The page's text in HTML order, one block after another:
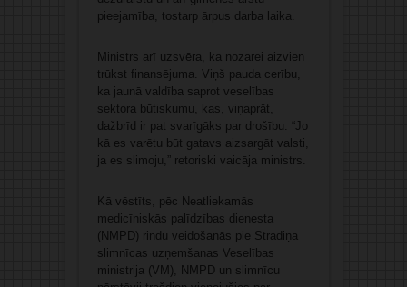
pieejamība, tostarp ārpus darba laika.
Ministrs arī uzsvēra, ka nozarei aizvien
trūkst finansējuma. Viņš pauda cerību,
ka jaunā valdība saprot veselības
sektora būtiskumu, kas, viņaprāt,
dažbrīd ir pat svarīgāks par drošību. “Jo
kā es varētu būt gatavs aizsargāt valsti,
ja es slimoju,” retoriski vaicāja ministrs.
Kā vēstīts, pēc Neatliekamās
medicīniskās palīdzības dienesta
(NMPD) rindu veidošanās pie Stradiņa
slimnīcas uzņemšanas Veselības
ministrija (VM), NMPD un slimnīcu